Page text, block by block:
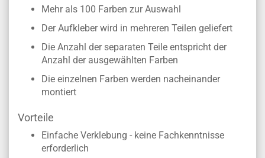
Mehr als 100 Farben zur Auswahl
Der Aufkleber wird in mehreren Teilen geliefert
Die Anzahl der separaten Teile entspricht der
Anzahl der ausgewählten Farben
Die einzelnen Farben werden nacheinander
montiert
Vorteile
Einfache Verklebung - keine Fachkenntnisse
erforderlich